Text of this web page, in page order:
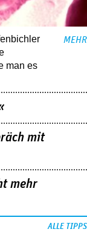
man es
MEHR
mit
mehr
ALLE TIPPS